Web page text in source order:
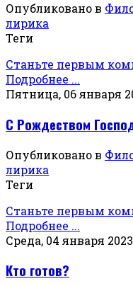
Опубликовано в
лирика
Теги
Станьте первым
Подробнее ...
Пятница, 06 января
С Рождеством
Опубликовано в
лирика
Теги
Станьте первым
Подробнее ...
Среда, 04 января
Кто готов?